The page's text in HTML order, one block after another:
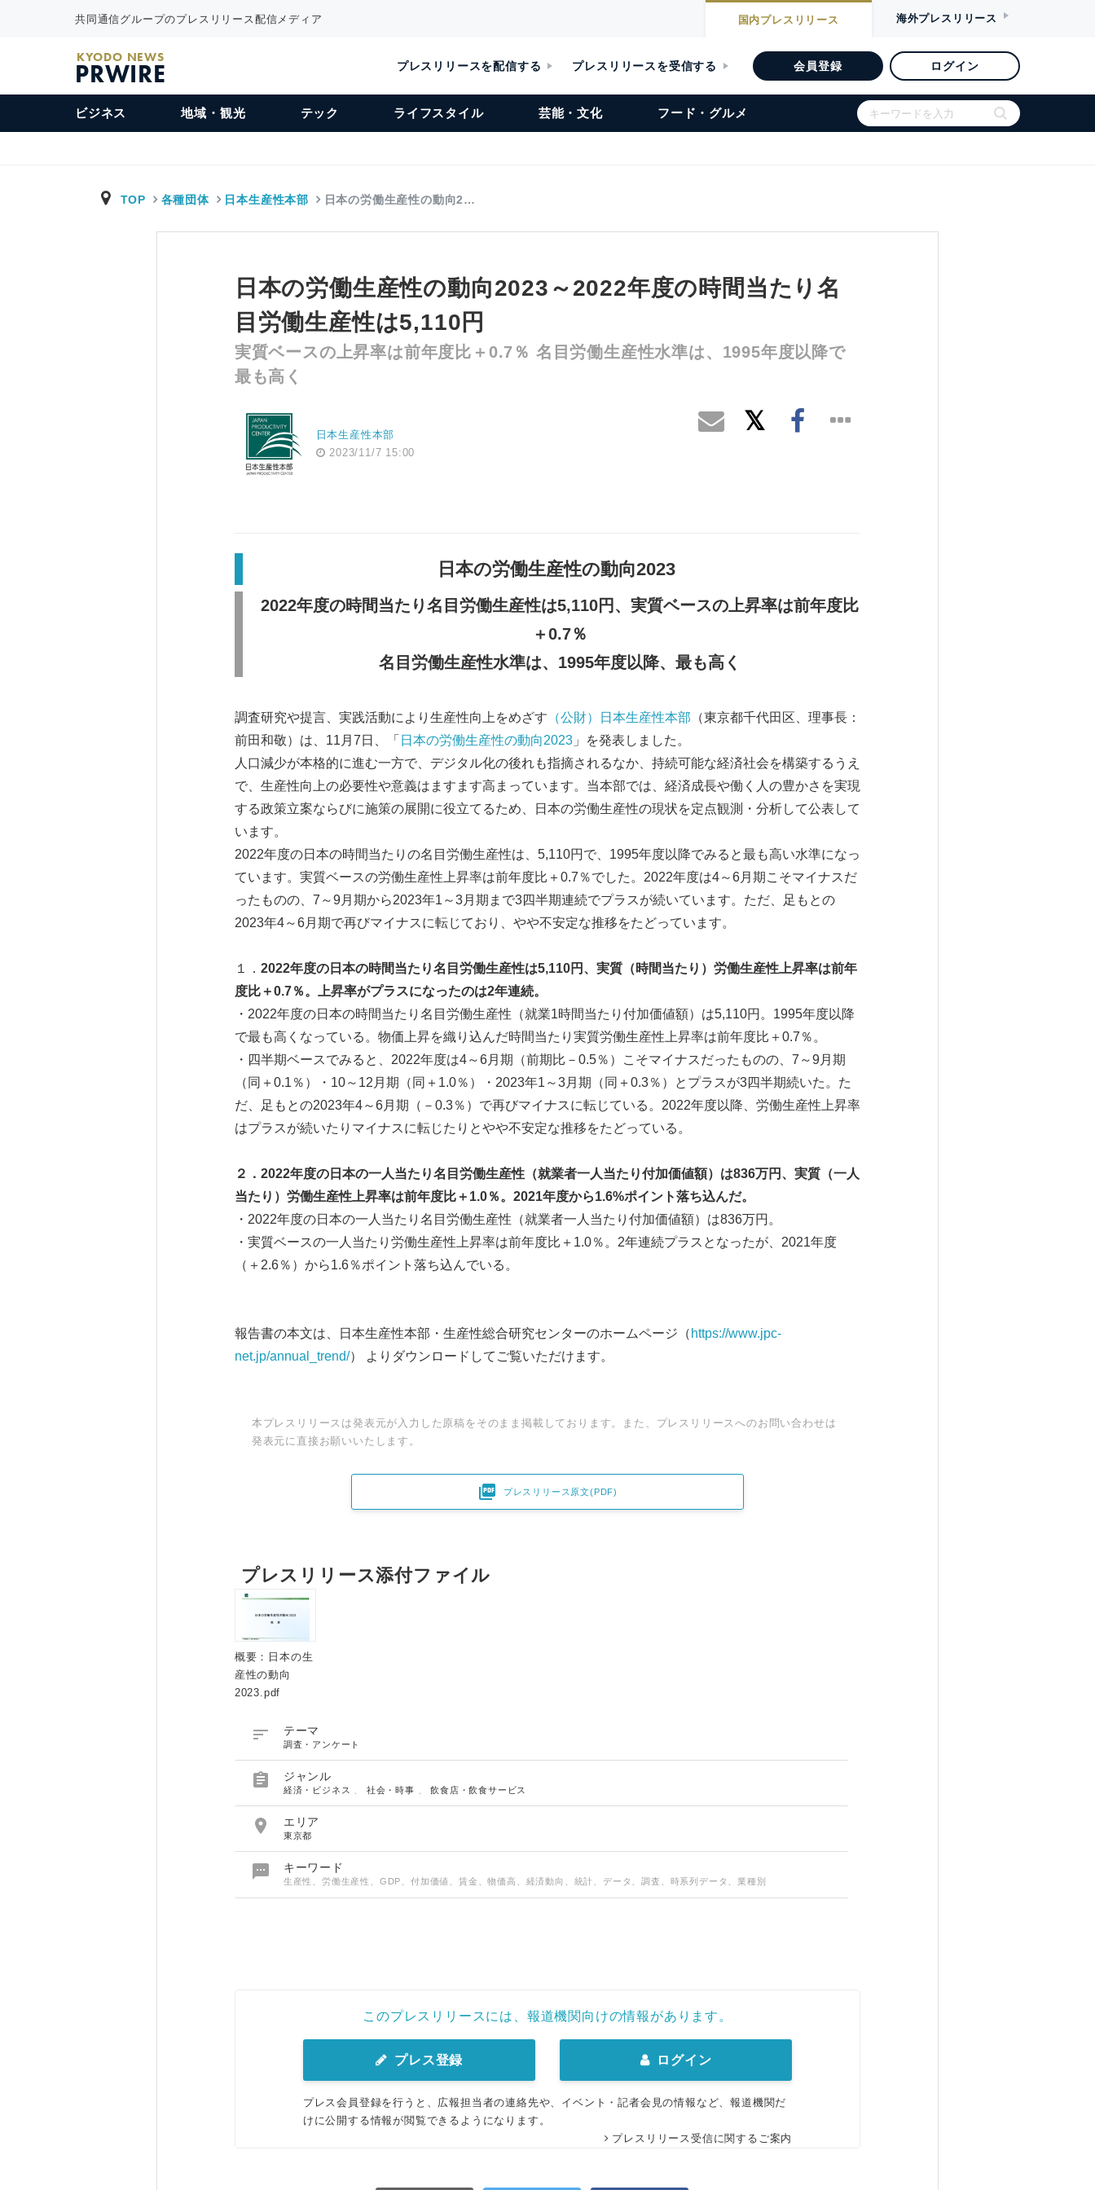
共同通信グループのプレスリリース配信メディア 国内プレスリリース 海外プレスリリース
KYODO NEWS
PRWIRE プレスリリースを配信する プレスリリースを受信する 会員登録 ログイン
ビジネス 地域・観光 テック ライフスタイル 芸能・文化 フード・グルメ
TOP 各種団体 日本生産性本部 日本の労働生産性の動向2…
日本の労働生産性の動向2023～2022年度の時間当たり名
目労働生産性は5,110円
実質ベースの上昇率は前年度比＋0.7％ 名目労働生産性水準は、1995年度以降で
最も高く
日本生産性本部
2023/11/7 15:00
日本の労働生産性の動向2023
2022年度の時間当たり名目労働生産性は5,110円、実質ベースの上昇率は前年度比
＋0.7％
名目労働生産性水準は、 1995年度以降、最も高く
調査研究や提言、実践活動により生産性向上をめざす （公財）日本生産性本部 （東京都千代田区、理事長：
前田和敬）は、11月7日、「 日本の労働生産性の動向2023」を発表しました。
人口減少が本格的に進む一方で、デジタル化の後れも指摘されるなか、持続可能な経済社会を構築するうえ
で、生産性向上の必要性や意義はますます高まっています。当本部では、経済成長や働く人の豊かさを実現
する政策立案ならびに施策の展開に役立てるため、日本の労働生産性の現状を定点観測・分析して公表して
います。
2022年度の日本の時間当たりの名目労働生産性は、5,110円で、1995年度以降でみると最も高い水準になっ
ています。実質ベースの労働生産性上昇率は前年度比＋0.7％でした。2022年度は4～6月期こそマイナスだ
ったものの、7～9月期から2023年1～3月期まで3四半期連続でプラスが続いています。ただ、足もとの
2023年4～6月期で再びマイナスに転じており、やや不安定な推移をたどっています。
１． 2022年度の日本の時間当たり名目労働生産性は5,110円、実質（時間当たり）労働生産性上昇率は前年
度比＋0.7％。上昇率がプラスになったのは2年連続。
・2022年度の日本の時間当たり名目労働生産性（就業1時間当たり付加価値額）は5,110円。1995年度以降
で最も高くなっている。物価上昇を織り込んだ時間当たり実質労働生産性上昇率は前年度比＋0.7％。
・四半期ベースでみると、2022年度は4～6月期（前期比－0.5％）こそマイナスだったものの、7～9月期
（同＋0.1％）・10～12月期（同＋1.0％）・2023年1～3月期（同＋0.3％）とプラスが3四半期続いた。た
だ、足もとの2023年4～6月期（－0.3％）で再びマイナスに転じている。2022年度以降、労働生産性上昇率
はプラスが続いたりマイナスに転じたりとやや不安定な推移をたどっている。
２．2022年度の日本の一人当たり名目労働生産性（就業者一人当たり付加価値額）は836万円、実質（一人
当たり）労働生産性上昇率は前年度比＋ 1.0％。 2021年度から1.6%ポイント落ち込んだ。
・2022年度の日本の一人当たり名目労働生産性（就業者一人当たり付加価値額）は836万円。
・実質ベースの一人当たり労働生産性上昇率は前年度比＋1.0％。2年連続プラスとなったが、2021年度
（＋2.6％）から1.6％ポイント落ち込んでいる。
報告書の本文は、日本生産性本部・生産性総合研究センターのホームページ（ https://www.jpc-
net.jp/annual_trend/） よりダウンロードしてご覧いただけます。
本プレスリリースは発表元が入力した原稿をそのまま掲載しております。また、プレスリリースへのお問い合わせは
発表元に直接お願いいたします。
 プレスリリース原文(PDF)
プレスリリース添付ファイル
概要：日本の生
産性の動向
2023.pdf
 テーマ
調査・アンケート
 ジャンル
経済・ビジネス 社会・時事 、飲食店・飲食サービス
 エリア
東京都
 キーワード
生産性、労働生産性、GDP、付加価値、賃金、物価高、経済動向、統計、データ、調査、時系列データ、業種別
このプレスリリースには、報道機関向けの情報があります。
プレス登録 ログイン
プレス会員登録を行うと、広報担当者の連絡先や、イベント・記者会見の情報など、報道機関だ
けに公開する情報が閲覧できるようになります。
プレスリリース受信に関するご案内
English